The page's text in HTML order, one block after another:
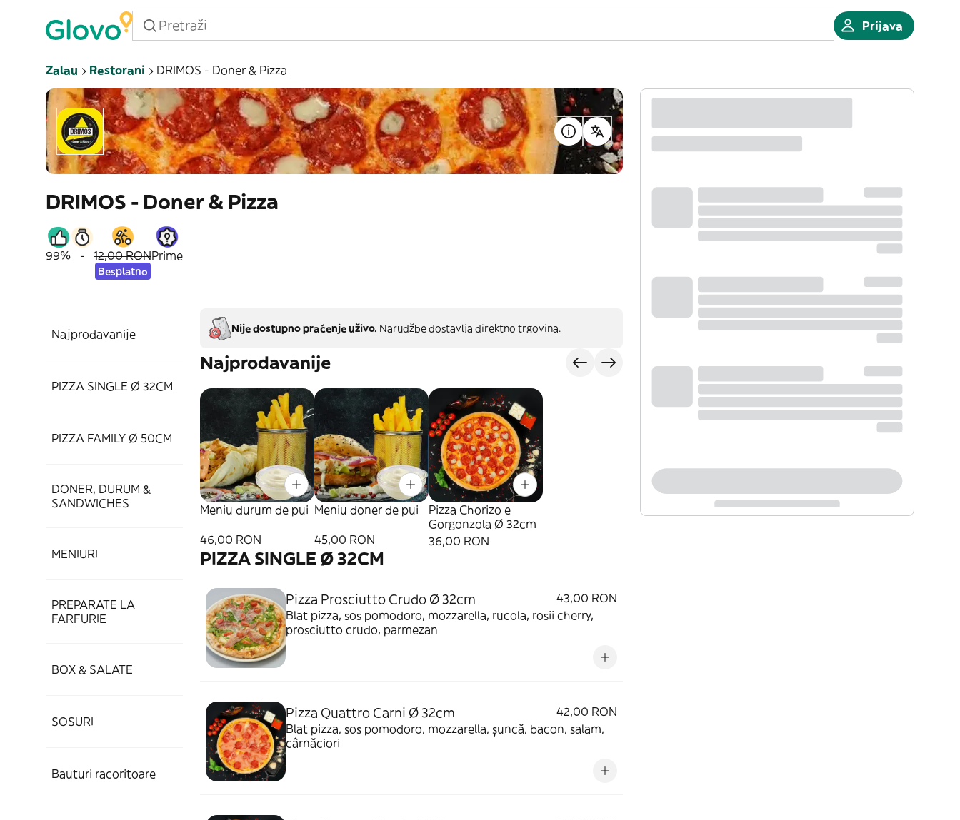
Prijava
Zalau Restorani DRIMOS - Doner & Pizza
DRIMOS - Doner & Pizza
99% - 12,00 RON
Besplatno
Prime
Najprodavanije
PIZZA SINGLE Ø 32CM
PIZZA FAMILY Ø 50CM
DONER, DURUM &
SANDWICHES
MENIURI
PREPARATE LA
FARFURIE
BOX & SALATE
SOSURI
Bauturi racoritoare
Nije dostupno praćenje uživo. Narudžbe dostavlja direktno trgovina.
Najprodavanije
Meniu durum de pui
46,00 RON
Meniu doner de pui
45,00 RON
Pizza Chorizo e
Gorgonzola Ø 32cm
36,00 RON
PIZZA SINGLE Ø 32CM
Pizza Prosciutto Crudo Ø 32cm
43,00 RON
Blat pizza, sos pomodoro, mozzarella, rucola, rosii cherry,
prosciutto crudo, parmezan
Pizza Quattro Carni Ø 32cm
42,00 RON
Blat pizza, sos pomodoro, mozzarella, șuncă, bacon, salam,
cârnăciori